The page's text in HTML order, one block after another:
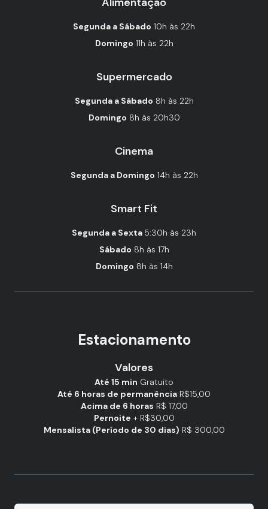
Segunda a Sábado 10h às 22h
Domingo 11h às 22h
Supermercado
Segunda a Sábado 8h às 22h
Domingo 8h às 20h30
Cinema
Segunda a Domingo 14h às 22h
Smart Fit
Segunda a Sexta 5:30h às 23h
Sábado 8h às 17h
Domingo 8h às 14h
Estacionamento
Valores
Até 15 min Gratuito
Até 6 horas de permanência R$15,00
Acima de 6 horas R$ 17,00
Pernoite + R$30,00
Mensalista (Período de 30 dias) R$ 300,00